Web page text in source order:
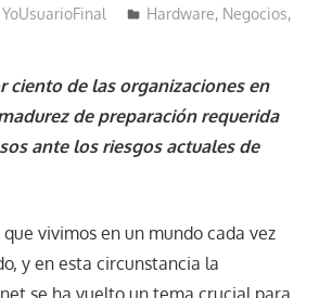
YoUsuarioFinal Hardware, Negocios,
ciento de las organizaciones en
de preparación requerida
ante los riesgos actuales de
vivimos en un mundo cada vez
y en esta circunstancia la